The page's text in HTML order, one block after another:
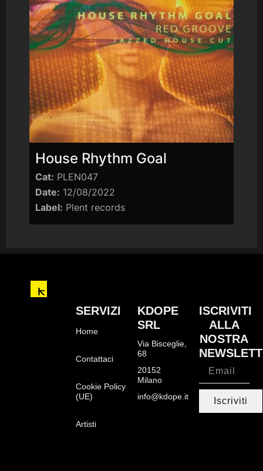
House Rhythm Goal
Cat: PLEN047
Date: 12/08/2022
Label: Plent records
SERVIZI
Home
Contattaci
Cookie Policy
(UE)
Artisti
KDOPE
SRL
Via Bisceglie,
68
20152
Milano
info@kdope.it
ISCRIVITI
ALLA
NOSTRA
Iscriviti